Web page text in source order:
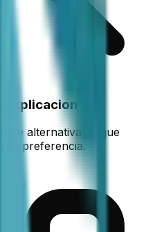
explicacion
alternativas y que
preferencia.